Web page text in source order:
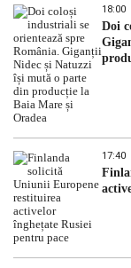
18:00
Doi
17:40